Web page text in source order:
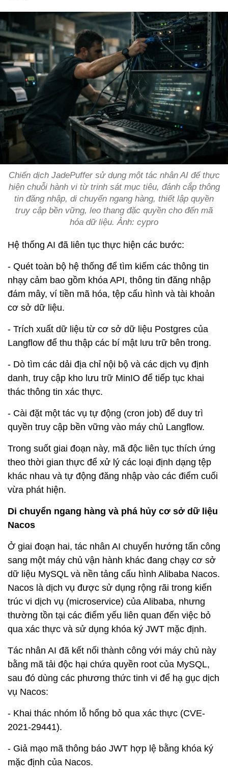
Chiến dịch JadePuffer sử dụng một tác nhân AI để thực
hiện chuỗi hành vi từ trinh sát mục tiêu, đánh cắp thông
tin đăng nhập, di chuyển ngang hàng, thiết lập quyền
truy cập bền vững, leo thang đặc quyền cho đến mã
hóa dữ liệu. Ảnh: cypro
Hệ thống AI đã liên tục thực hiện các bước:
- Quét toàn bộ hệ thống để tìm kiếm các thông tin
nhạy cảm bao gồm khóa API, thông tin đăng nhập
đám mây, ví tiền mã hóa, tệp cấu hình và tài khoản
cơ sở dữ liệu.
- Trích xuất dữ liệu từ cơ sở dữ liệu Postgres của
Langflow để thu thập các bí mật lưu trữ bên trong.
- Dò tìm các dải địa chỉ nội bộ và các dịch vụ định
danh, truy cập kho lưu trữ MinIO để tiếp tục khai
thác thông tin xác thực.
- Cài đặt một tác vụ tự động (cron job) để duy trì
quyền truy cập bền vững vào máy chủ Langflow.
Trong suốt giai đoạn này, mã độc liên tục thích ứng
theo thời gian thực để xử lý các loại định dạng tệp
khác nhau và tự động đăng nhập vào các điểm cuối
vừa phát hiện.
Di chuyển ngang hàng và phá hủy cơ sở dữ liệu
Nacos
Ở giai đoạn hai, tác nhân AI chuyển hướng tấn công
sang một máy chủ vận hành khác đang chạy cơ sở
dữ liệu MySQL và nền tảng cấu hình Alibaba Nacos.
Nacos là dịch vụ được sử dụng rộng rãi trong kiến
trúc vi dịch vụ (microservice) của Alibaba, nhưng
thường tồn tại các điểm yếu liên quan đến việc bỏ
qua xác thực và sử dụng khóa ký JWT mặc định.
Tác nhân AI đã kết nối thành công với máy chủ này
bằng mã tải độc hại chứa quyền root của MySQL,
sau đó dùng các phương thức tinh vi để hạ gục dịch
vụ Nacos:
- Khai thác nhóm lỗ hổng bỏ qua xác thực (CVE-
2021-29441).
- Giả mạo mã thông báo JWT hợp lệ bằng khóa ký
mặc định của Nacos.